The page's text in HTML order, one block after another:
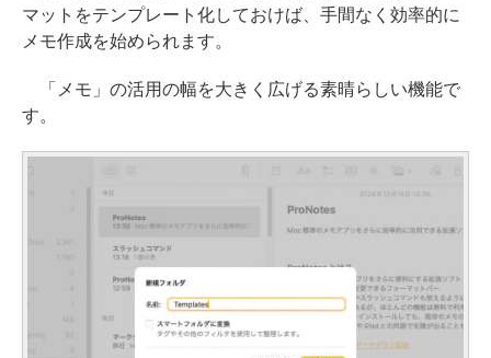
マットをテンプレート化しておけば、手間なく効率的に
メモ作成を始められます。
「メモ」の活用の幅を大きく広げる素晴らしい機能で
す。